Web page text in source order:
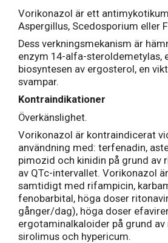
Vorikonazol är ett
Aspergillus, Scedosporium eller
Dess verkningsmekanism är
enzym 14-alfa-steroldemetylas,
biosyntesen av ergosterol, en
svampar.
Kontraindikationer
Överkänslighet.
Vorikonazol är kontraindicerat
användning med: terfenadin,
pimozid och kinidin på grund av
av QTc-intervallet. Vorikonazol
samtidigt med rifampicin,
fenobarbital, höga doser
gånger/dag), höga doser
ergotaminalkaloider på grund
sirolimus och hypericum.